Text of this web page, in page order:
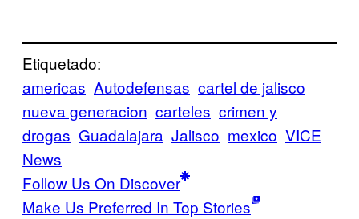
Etiquetado:
americas Autodefensas cartel de jalisco
nueva generacion carteles crimen y
drogas Guadalajara Jalisco mexico VICE
News
Follow Us On Discover
Make Us Preferred In Top Stories